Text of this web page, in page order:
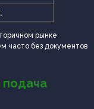
рынке
часто без документов
подача